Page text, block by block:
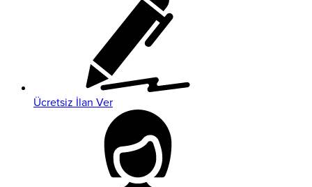
Ücretsiz İlan Ver